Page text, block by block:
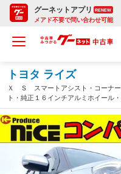
グーネットアプリ RENEW
メアド不要で問い合わせ可能
トヨタ ライズ
Ｘ Ｓ スマートアシスト・コーナー
ト・純正１６インチアルミホイール
ーダー・プッシュスタート・アイド
プ・スマートキー・オートライト（